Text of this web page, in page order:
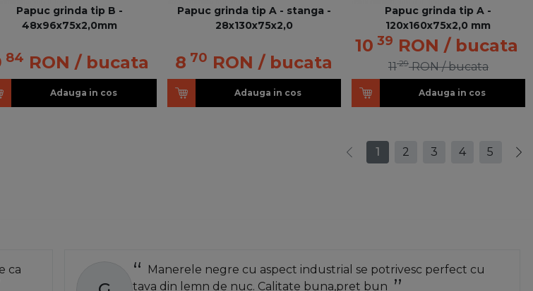
Papuc grinda tip B -
48x96x75x2,0mm
84 RON / bucata
Adauga in cos
Papuc grinda tip A - stanga -
28x130x75x2,0
8 70 RON / bucata
Adauga in cos
Papuc grinda tip A -
120x160x75x2,0 mm
10 39 RON / bucata
1129 RON / bucata
Adauga in cos
1 2 3 4 5
ca
Manerele negre cu aspect industrial se potrivesc perfect cu
tava din lemn de nuc. Calitate buna,pret bun